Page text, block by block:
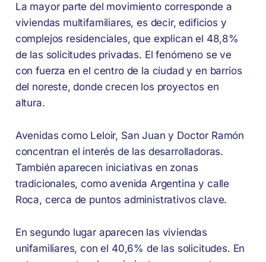
La mayor parte del movimiento corresponde a
viviendas multifamiliares, es decir, edificios y
complejos residenciales, que explican el 48,8%
de las solicitudes privadas. El fenómeno se ve
con fuerza en el centro de la ciudad y en barrios
del noreste, donde crecen los proyectos en
altura.
Avenidas como Leloir, San Juan y Doctor Ramón
concentran el interés de las desarrolladoras.
También aparecen iniciativas en zonas
tradicionales, como avenida Argentina y calle
Roca, cerca de puntos administrativos clave.
En segundo lugar aparecen las viviendas
unifamiliares, con el 40,6% de las solicitudes. En